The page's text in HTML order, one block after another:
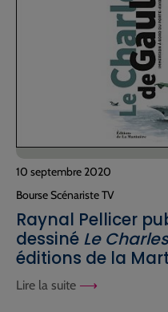
10 septembre 2020
Bourse Scénariste TV
Raynal Pellicer
dessiné Le
éditions de la
Lire la suite